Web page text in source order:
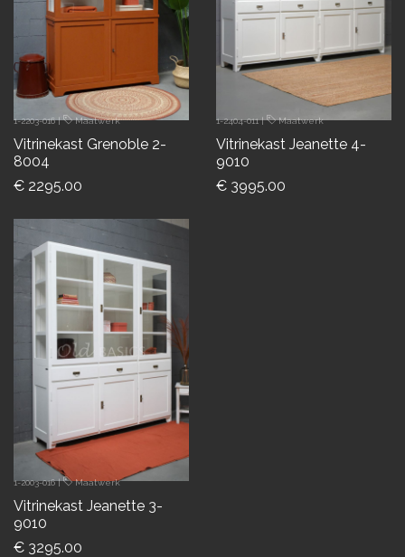
1-2203-016| Maatwerk
Vitrinekast Grenoble 2-
8004
€ 2295.00
1-2404-011| Maatwerk
Vitrinekast Jeanette 4-
9010
€ 3995.00
1-2003-016| Maatwerk
Vitrinekast Jeanette 3-
9010
€ 3295.00